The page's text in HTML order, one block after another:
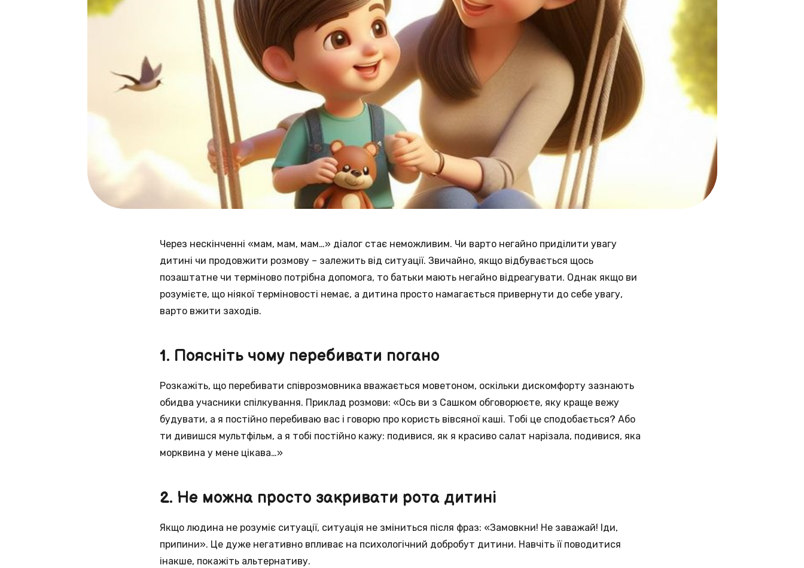
Через нескінченні «мам, мам, мам…» діалог стає неможливим. Чи варто негайно приділити увагу
дитині чи продовжити розмову – залежить від ситуації. Звичайно, якщо відбувається щось
позаштатне чи терміново потрібна допомога, то батьки мають негайно відреагувати. Однак якщо ви
розумієте, що ніякої терміновості немає, а дитина просто намагається привернути до себе увагу,
варто вжити заходів.
1. Поясніть чому перебивати погано
Розкажіть, що перебивати співрозмовника вважається моветоном, оскільки дискомфорту зазнають
обидва учасники спілкування. Приклад розмови: «Ось ви з Сашком обговорюєте, яку краще вежу
будувати, а я постійно перебиваю вас і говорю про користь вівсяної каші. Тобі це сподобається? Або
ти дивишся мультфільм, а я тобі постійно кажу: подивися, як я красиво салат нарізала, подивися, яка
морквина у мене цікава…»
2. Не можна просто закривати рота дитині
Якщо людина не розуміє ситуації, ситуація не зміниться після фраз: «Замовкни! Не заважай! Іди,
припини». Це дуже негативно впливає на психологічний добробут дитини. Навчіть її поводитися
інакше, покажіть альтернативу.